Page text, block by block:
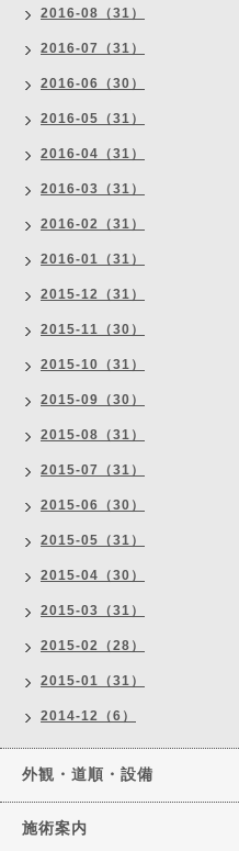
2016-08（31）
2016-07（31）
2016-06（30）
2016-05（31）
2016-04（31）
2016-03（31）
2016-02（31）
2016-01（31）
2015-12（31）
2015-11（30）
2015-10（31）
2015-09（30）
2015-08（31）
2015-07（31）
2015-06（30）
2015-05（31）
2015-04（30）
2015-03（31）
2015-02（28）
2015-01（31）
2014-12（6）
外観・道順・設備
施術案内